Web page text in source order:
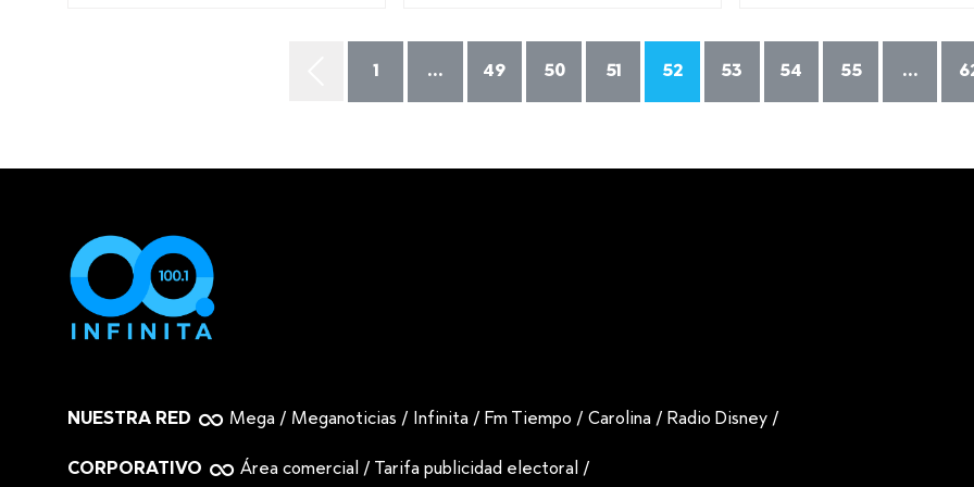
1 ... 49 50 51 52 53 54 55 ...
NUESTRA RED Mega / Meganoticias / Infinita / Fm Tiempo /Carolina / Radio Disney /
CORPORATIVO Área comercial / Tarifa publicidad electoral /